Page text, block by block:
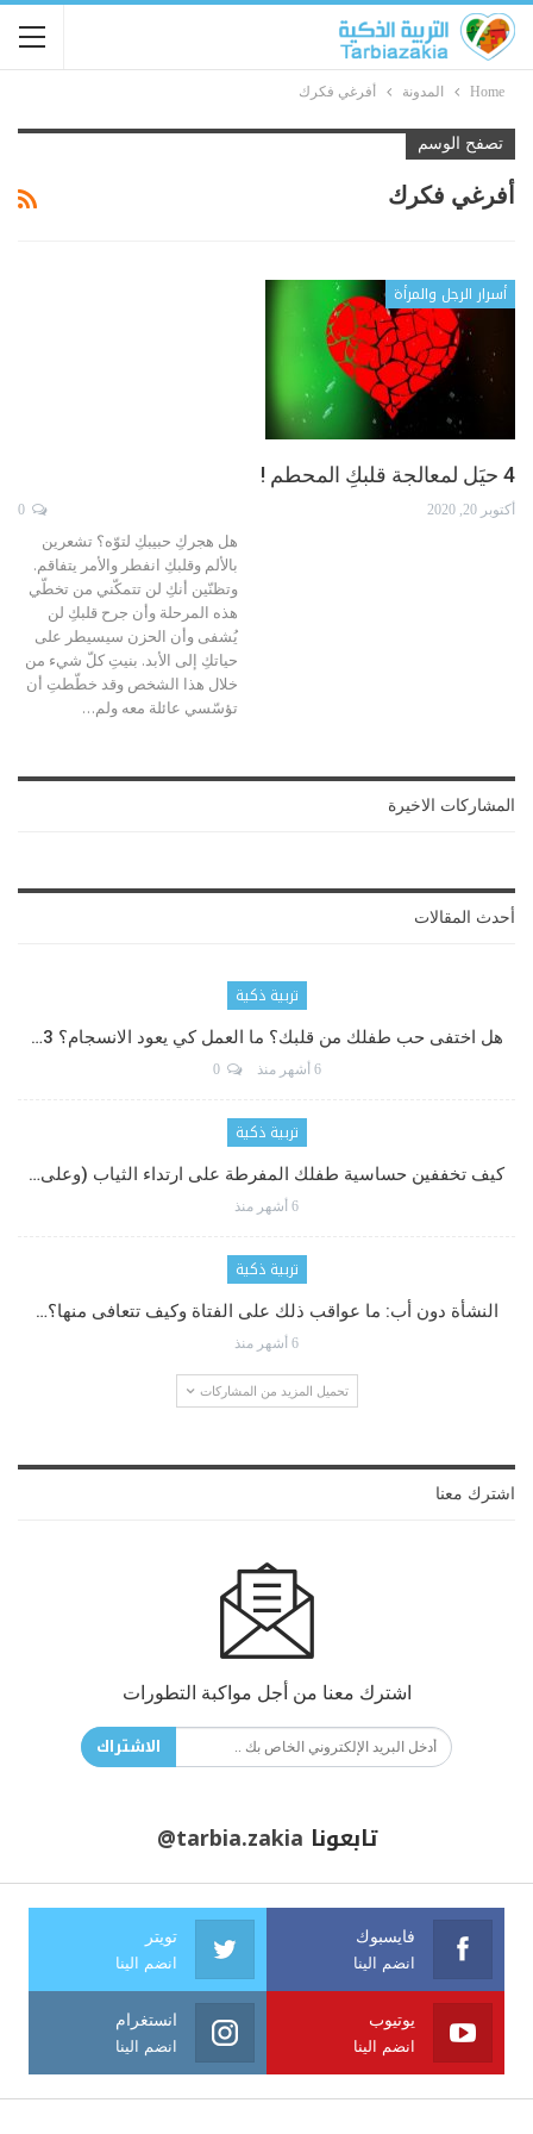
Home المدونة أفرغي فكرك
تصفح الوسم
أفرغي فكرك
أسرار الرجل والمرأة
4 حيَل لمعالجة قلبكِ المحطم !
أكتوبر 20, 2020
هل هجركِ حبيبكِ لتوّه؟ تشعرين
بالألم وقلبكِ انفطر والأمر يتفاقم.
وتظنّين أنكِ لن تتمكّني من تخطّي
هذه المرحلة وأن جرح قلبكِ لن
يُشفى وأن الحزن سيسيطر على
حياتكِ إلى الأبد. بنيتِ كلّ شيء من
خلال هذا الشخص وقد خطّطتِ أن
تؤسّسي عائلة معه ولم…
المشاركات الاخيرة
أحدث المقالات
تربية ذكية
هل اختفى حب طفلك من قلبك؟ ما العمل كي يعود الانسجام؟ 3…
6 أشهر منذ 0
تربية ذكية
كيف تخففين حساسية طفلك المفرطة على ارتداء الثياب (وعلى…
6 أشهر منذ
تربية ذكية
النشأة دون أب: ما عواقب ذلك على الفتاة وكيف تتعافى منها؟…
6 أشهر منذ
تحميل المزيد من المشاركات
اشترك معنا
اشترك معنا من أجل مواكبة التطورات
الاشتراك
تابعونا @tarbia.zakia
فايسبوك
انضم الينا
تويتر
انضم الينا
يوتيوب
انضم الينا
انستغرام
انضم الينا